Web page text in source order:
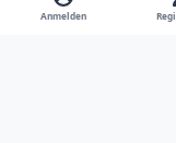
Heller Modus
Dunkler Modus
Anmelden